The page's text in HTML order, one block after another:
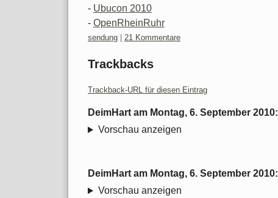
- Ubucon 2010
- OpenRheinRuhr
Kategorien:
sendung 21 Kommentare
Trackbacks
Trackback-URL für diesen Eintrag
DeimHart am Montag, 6. September 2010:
Vorschau anzeigen
DeimHart am Montag, 6. September 2010:
Vorschau anzeigen